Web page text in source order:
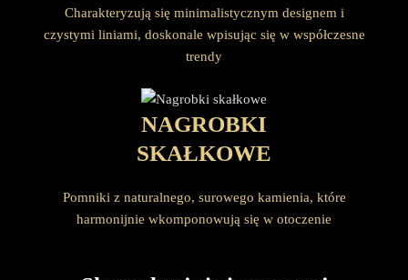
Charakteryzują się minimalistycznym designem i
czystymi liniami, doskonale wpisując się w współczesne
trendy
NAGROBKI
SKAŁKOWE
Pomniki z naturalnego, surowego kamienia, które
harmonijnie wkomponowują się w otoczenie